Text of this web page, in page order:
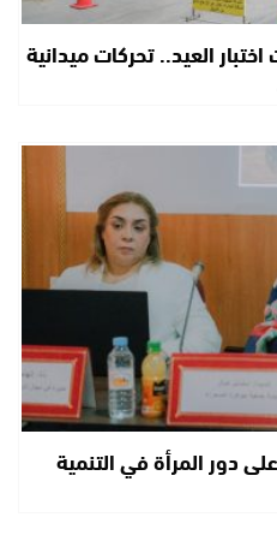
العيد.. تحركات ميدانية
دور المرأة في التنمية